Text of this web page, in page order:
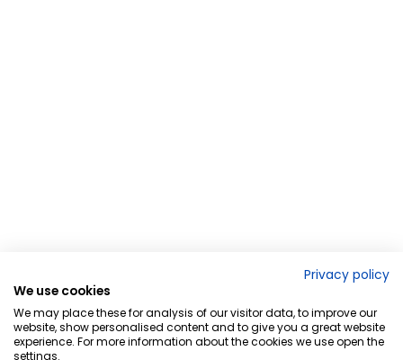
Privacy policy
We use cookies
We may place these for analysis of our visitor data, to improve our
website, show personalised content and to give you a great website
experience. For more information about the cookies we use open the
settings.